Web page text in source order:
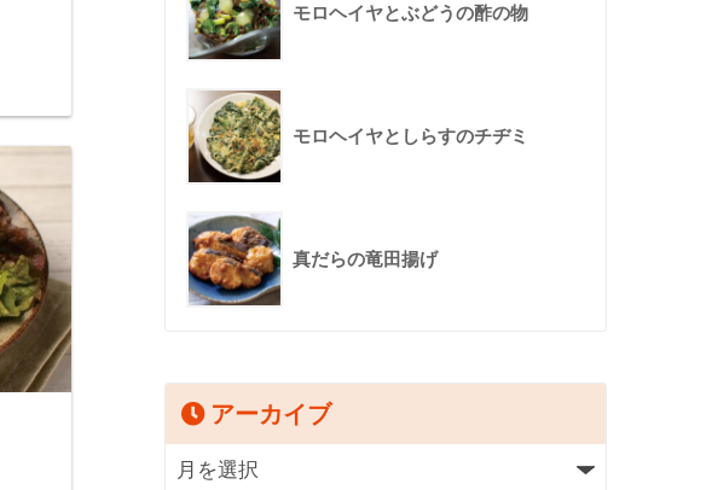
モロヘイヤとぶどうの酢の物
モロヘイヤとしらすのチヂミ
真だらの竜田揚げ
アーカイブ